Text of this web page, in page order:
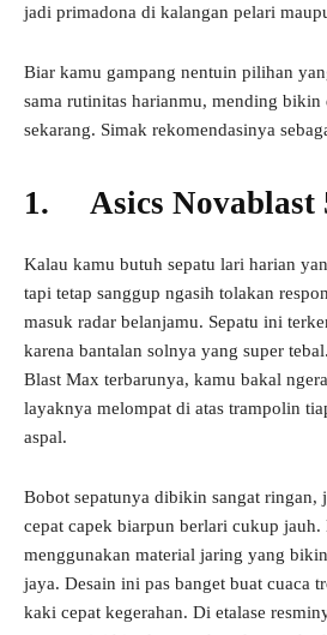
jadi primadona di kalangan pelari
Biar kamu gampang nentuin pilihan
sama rutinitas harianmu, mending bikin
sekarang. Simak rekomendasinya
1. Asics Novablast
Kalau kamu butuh sepatu lari harian
tapi tetap sanggup ngasih tolakan
masuk radar belanjamu. Sepatu ini
karena bantalan solnya yang super
Blast Max terbarunya, kamu bakal
layaknya melompat di atas trampolin
aspal.
Bobot sepatunya dibikin sangat ringan,
cepat capek biarpun berlari cukup jauh.
menggunakan material jaring yang
jaya. Desain ini pas banget buat cuaca
kaki cepat kegerahan. Di etalase